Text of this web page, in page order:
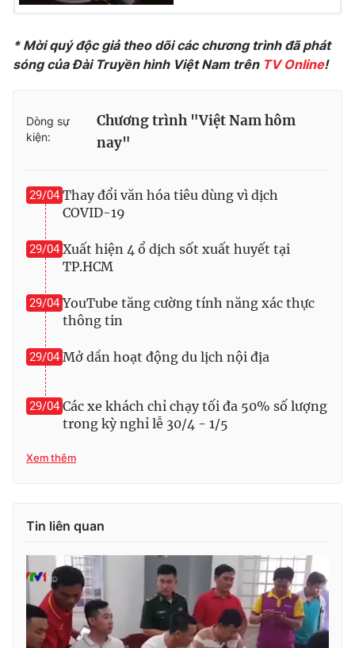
Video Shorts video
VTV Money VTV Thể thao
Thị trường 24h
VTV4 Vươn mình bằng AI
VTV9 VTV8
Liên hệ tòa soạn
THỜI BÁO VTV
Giấy phép hoạt động báo in và báo điện tử số 483/GP-BTTTT
Tổng Biên tập:Vũ Thanh Thủy
Phó Tổng Biên tập:
Nguyễn Thị Mỹ Hạnh, Phạm Quốc Thắng,
Nguyễn Trọng Ninh
Tổng đài VTV:024.38 355 931 - 024.38 355 932
* Mời quý độc giả theo dõi các chương trình đã phát
sóng của Đài Truyền hình Việt Nam trên TV Online!
Dòng sự
kiện:
Chương trình "Việt Nam hôm
nay"
29/04 Thay đổi văn hóa tiêu dùng vì dịch
COVID-19
29/04 Xuất hiện 4 ổ dịch sốt xuất huyết tại
TP.HCM
29/04 YouTube tăng cường tính năng xác thực
thông tin
29/04 Mở dần hoạt động du lịch nội địa
29/04 Các xe khách chỉ chạy tối đa 50% số lượng
trong kỳ nghỉ lễ 30/4 - 1/5
Xem thêm
Tin liên quan